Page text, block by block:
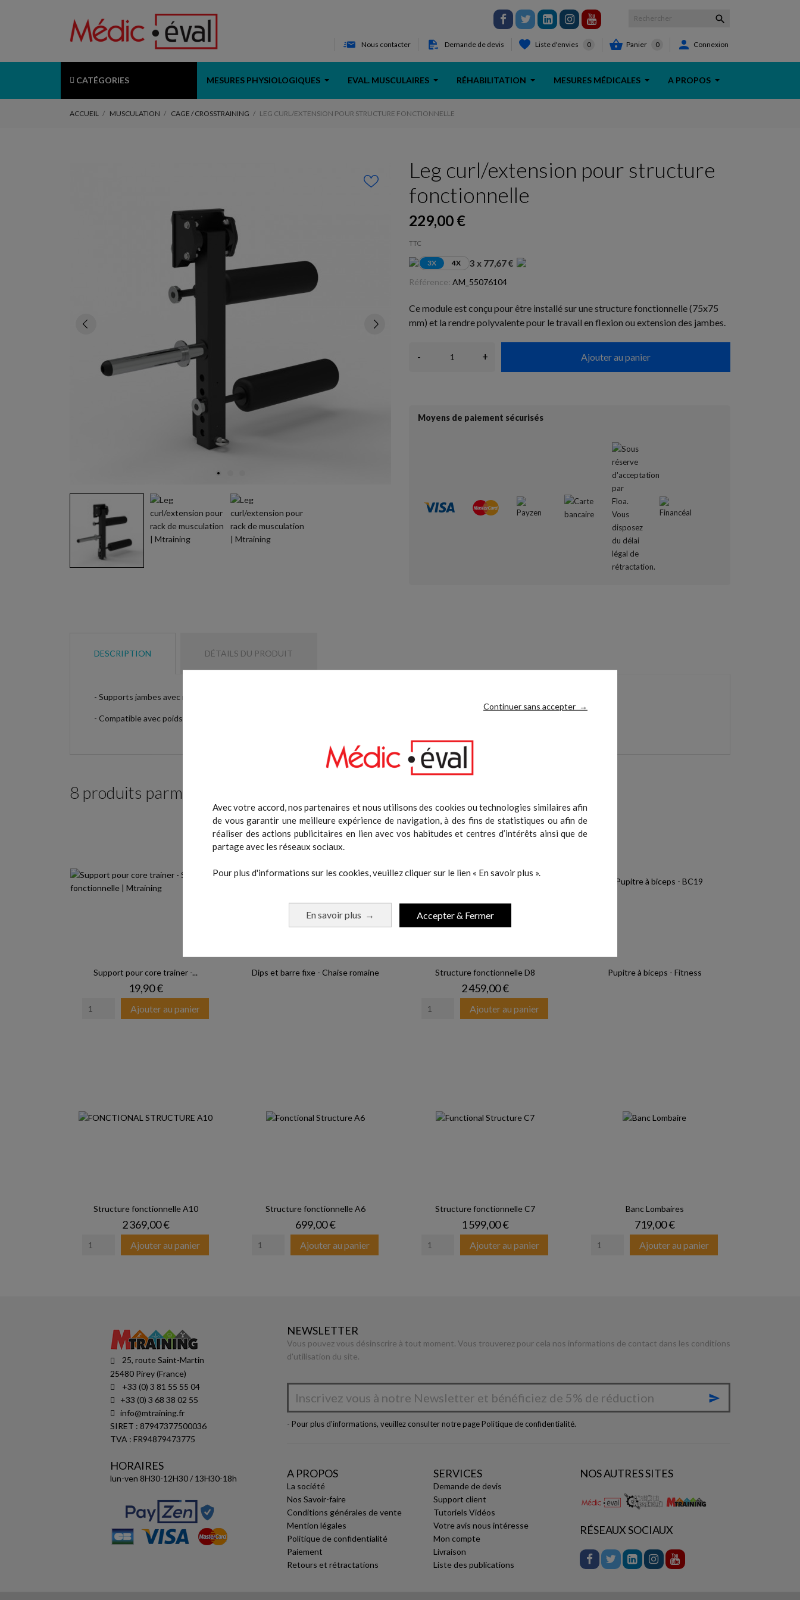
Continuer sans accepter →
Avec votre accord, nos partenaires et nous utilisons des cookies ou technologies similaires afin
de vous garantir une meilleure expérience de navigation, à des fins de statistiques ou afin de
réaliser des actions publicitaires en lien avec vos habitudes et centres d’intérêts ainsi que de
partage avec les réseaux sociaux.
Pour plus d'informations sur les cookies, veuillez cliquer sur le lien « En savoir plus ».
En savoir plus → Accepter & Fermer

Nous contacter Demande de devis Liste d'envies 0  Panier 0  Connexion
CATÉGORIES MESURES PHYSIOLOGIQUES EVAL. MUSCULAIRES RÉHABILITATION MESURES MÉDICALES A PROPOS
ACCUEIL MUSCULATION CAGE / CROSSTRAINING LEG CURL/EXTENSION POUR STRUCTURE FONCTIONNELLE
Leg curl/extension pour structure
fonctionnelle
229,00 €
TTC
3X 4X 3 x 77,67 €
Référence: AM_55076104
Ce module est conçu pour être installé sur une structure fonctionnelle (75x75
mm) et la rendre polyvalente pour le travail en flexion ou extension des jambes.
- + Ajouter au panier
Moyens de paiement sécurisés
DESCRIPTION DÉTAILS DU PRODUIT
- Supports jambes avec mousse rembourrée pour le confort d'utilisation.
- Compatible avec poids de musculation de diamètre 50 mm.
8 produits parmi ceux de la même catégorie :
Support pour core trainer -...
Prix
19,90 €
Ajouter au panier
Dips et barre fixe - Chaise romaine Structure fonctionnelle D8
Prix
2 459,00 €
Ajouter au panier
Pupitre à biceps - Fitness
Structure fonctionnelle A10
Prix
2 369,00 €
Ajouter au panier
Structure fonctionnelle A6
Prix
699,00 €
Ajouter au panier
Structure fonctionnelle C7
Prix
1 599,00 €
Ajouter au panier
Banc Lombaires
Prix
719,00 €
Ajouter au panier
25, route Saint-Martin
25480 Pirey (France)
+33 (0) 3 81 55 55 04
+33 (0) 3 68 38 02 55
info@mtraining.fr
SIRET : 87947377500036
TVA : FR94879473775
HORAIRES
lun-ven 8H30-12H30 / 13H30-18h
NEWSLETTER
Vous pouvez vous désinscrire à tout moment. Vous trouverez pour cela nos informations de contact dans les conditions
d'utilisation du site.

- Pour plus d'informations, veuillez consulter notre page Politique de confidentialité.
A PROPOS
La société
Nos Savoir-faire
Conditions générales de vente
Mention légales
Politique de confidentialité
Paiement
Retours et rétractations
SERVICES
Demande de devis
Support client
Tutoriels Vidéos
Votre avis nous intéresse
Mon compte
Livraison
Liste des publications
NOS AUTRES SITES
RÉSEAUX SOCIAUX